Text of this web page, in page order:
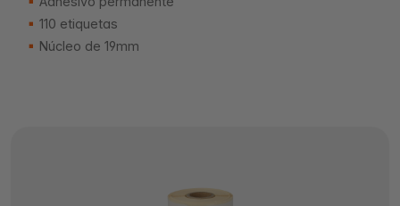
110 etiquetas
Núcleo de 19mm